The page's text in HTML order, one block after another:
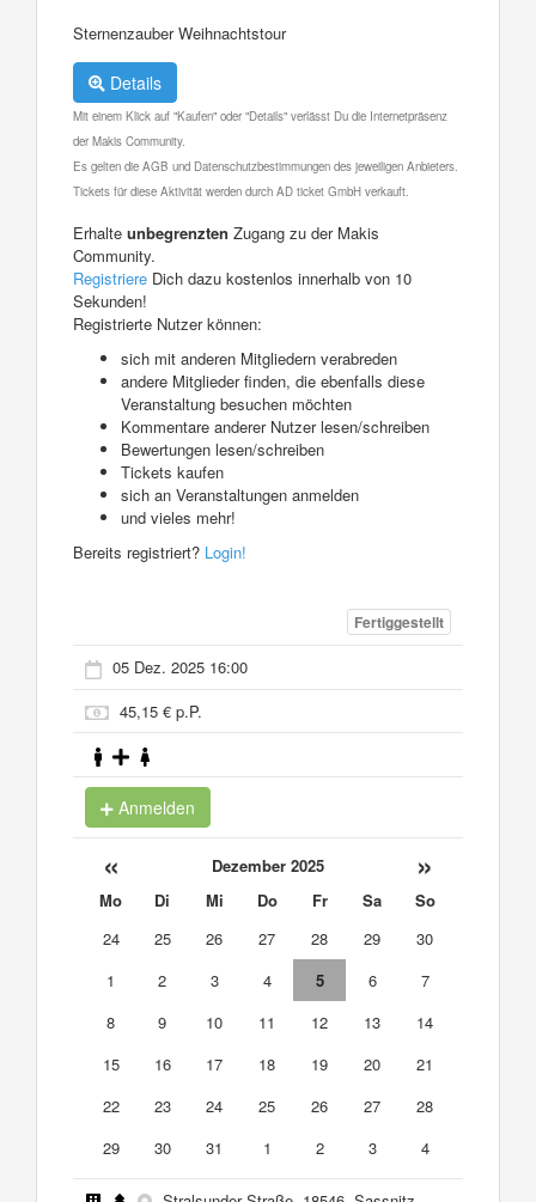
Sternenzauber Weihnachtstour
Details
Mit einem Klick auf "Kaufen" oder "Details" verlässt Du die Internetpräsenz
der Makis Community.
Es gelten die AGB und Datenschutzbestimmungen des jeweiligen Anbieters.
Tickets für diese Aktivität werden durch AD ticket GmbH verkauft.
Erhalte unbegrenzten Zugang zu der Makis
Community.
Registriere Dich dazu kostenlos innerhalb von 10
Sekunden!
Registrierte Nutzer können:
sich mit anderen Mitgliedern verabreden
andere Mitglieder finden, die ebenfalls diese
Veranstaltung besuchen möchten
Kommentare anderer Nutzer lesen/schreiben
Bewertungen lesen/schreiben
Tickets kaufen
sich an Veranstaltungen anmelden
und vieles mehr!
Bereits registriert? Login!
Fertiggestellt
05 Dez. 2025 16:00
45,15 € p.P.
Anmelden
« Dezember 2025 »
Mo Di Mi Do Fr Sa
So
24
25 26 27 28 29
30
1
2 3 4 5 6
7
8
9 10 11 12 13
14
15
16 17 18 19 20
21
22
23 24 25 26 27
28
29
30 31 1 2 3 4